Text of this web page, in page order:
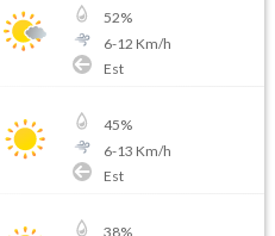
52%
6-12 Km/h
Est
45%
6-13 Km/h
Est
38%